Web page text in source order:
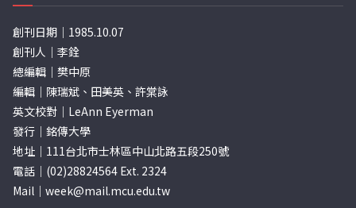
創刊日期｜1985.10.07
創刊人｜李銓
總編輯｜樊中原
編輯｜陳瑞斌、田美英、許棠詠
英文校對｜LeAnn Eyerman
發行｜銘傳大學
地址｜111台北市士林區中山北路五段250號
電話｜(02)28824564 Ext. 2324
Mail｜ week@mail.mcu.edu.tw